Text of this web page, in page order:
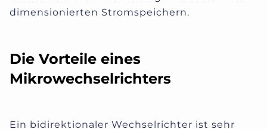
dimensionierten Stromspeichern.
Die Vorteile eines
Mikrowechselrichters
Ein bidirektionaler Wechselrichter ist sehr